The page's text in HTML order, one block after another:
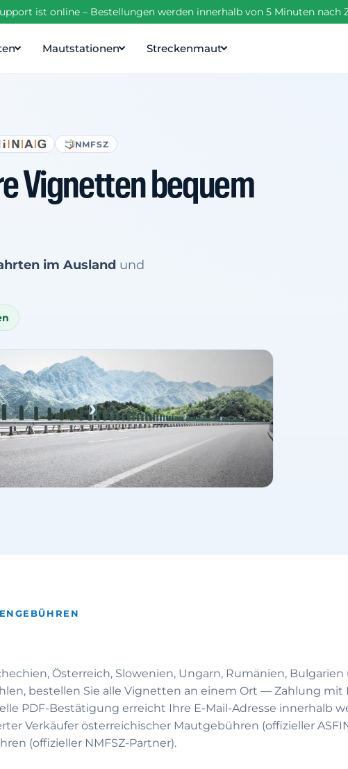
ist online – Bestellungen werden innerhalb von 5 Minuten
Mautstationen Streckenmaut
NMFSZ
Vignetten bequem
im Ausland und
Österreich, Slowenien, Ungarn, Rumänien,
bestellen Sie alle Vignetten an einem Ort — Zahlung
PDF-Bestätigung erreicht Ihre E-Mail-Adresse innerhalb
Verkäufer österreichischer Mautgebühren (offizieller
(offizieller NMFSZ-Partner).